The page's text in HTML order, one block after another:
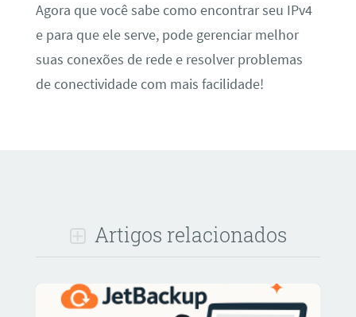
Agora que você sabe como encontrar seu IPv4
e para que ele serve, pode gerenciar melhor
suas conexões de rede e resolver problemas
de conectividade com mais facilidade!
Artigos relacionados